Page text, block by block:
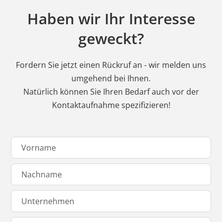
Haben wir Ihr Interesse
geweckt?
Fordern Sie jetzt einen Rückruf an - wir melden uns
umgehend bei Ihnen.
Natürlich können Sie Ihren Bedarf auch vor der
Kontaktaufnahme spezifizieren!